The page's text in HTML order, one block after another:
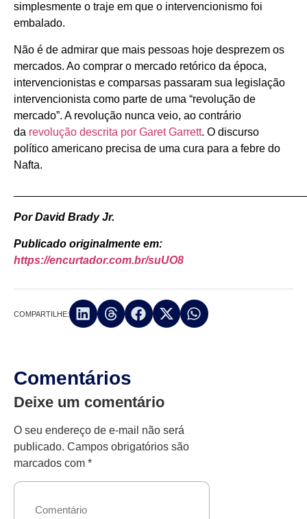
simplesmente o traje em que o intervencionismo foi
embalado.
Não é de admirar que mais pessoas hoje desprezem os
mercados. Ao comprar o mercado retórico da época,
intervencionistas e comparsas passaram sua legislação
intervencionista como parte de uma “revolução de
mercado”. A revolução nunca veio, ao contrário
da revolução descrita por Garet Garrett. O discurso
político americano precisa de uma cura para a febre do
Nafta.
Por David Brady Jr.
Publicado originalmente em:
https://encurtador.com.br/suUO8
COMPARTILHE:
Comentários
Deixe um comentário
O seu endereço de e-mail não será
publicado. Campos obrigatórios são
marcados com *